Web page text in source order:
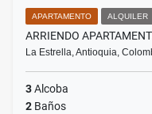
APARTAMENTO ALQUILER
ARRIENDO
La Estrella, Antioquia,
3Alcoba
2 Baños